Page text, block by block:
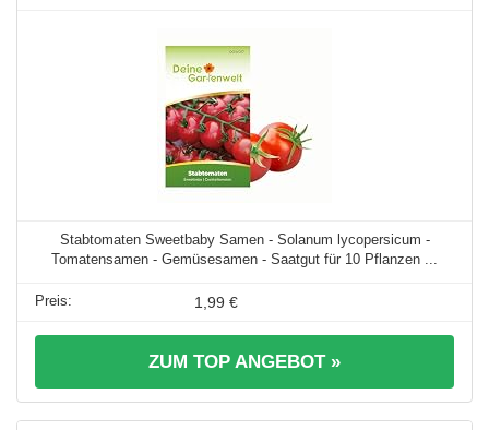
Stabtomaten Sweetbaby Samen - Solanum lycopersicum -
Tomatensamen - Gemüsesamen - Saatgut für 10 Pflanzen ...
1,99 €
ZUM TOP ANGEBOT »